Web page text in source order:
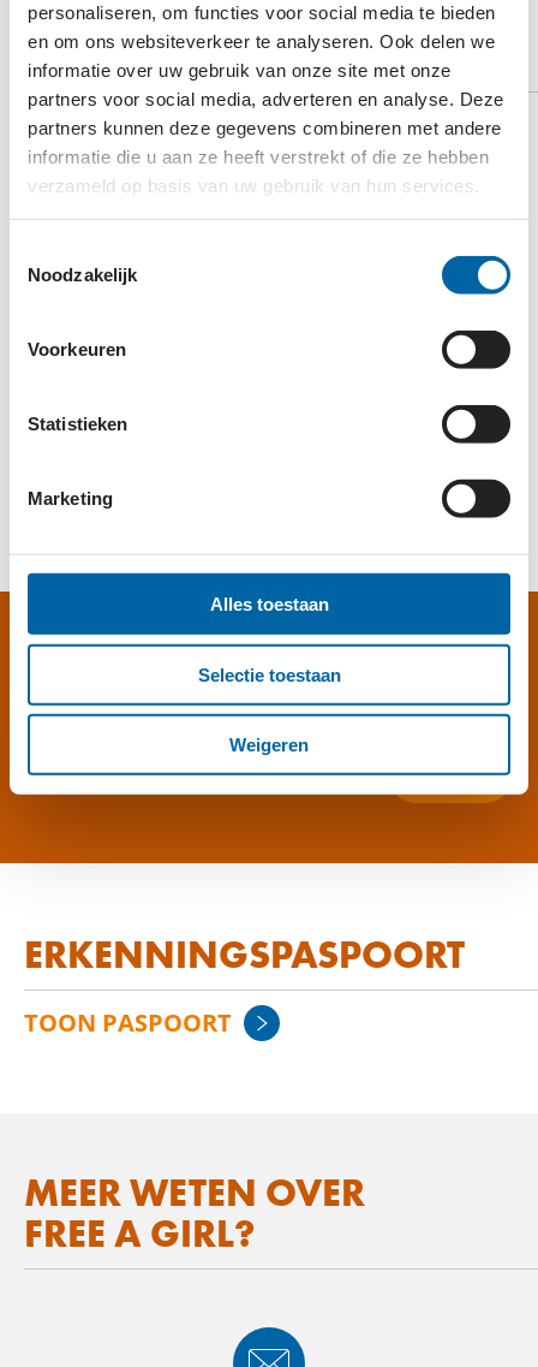
personaliseren, om functies voor social media te bieden
en om ons websiteverkeer te analyseren. Ook delen we
informatie over uw gebruik van onze site met onze
partners voor social media, adverteren en analyse. Deze
partners kunnen deze gegevens combineren met andere
informatie die u aan ze heeft verstrekt of die ze hebben
verzameld op basis van uw gebruik van hun services.
Noodzakelijk
Voorkeuren
Statistieken
Marketing
Alles toestaan
Selectie toestaan
Weigeren
VIDEO
BEKIJK OP YOUTUBE
om deze inhoud te kunnen
GEVEN AAN FREE A GIRL?
HELP MEE
ERKENNINGSPASPOORT
TOON PASPOORT
MEER WETEN OVER
FREE A GIRL?